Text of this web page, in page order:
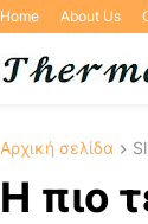
Home About Us
Αρχική σελίδα
Η πιο